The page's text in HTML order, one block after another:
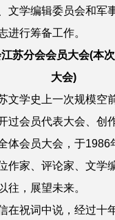
文学编辑委员会和军
进行筹备工作。
苏分会会员大会(本
大会)
学史上一次规模空
过会员代表大会、创
体会员大会，于1986
作家、评论家、文学
往，展望未来。
祝词中说，经过十